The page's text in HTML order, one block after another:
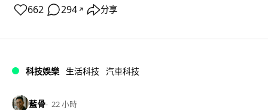
662 294 ↗ 分享
科技娛樂 生活科技 汽車科技
藍骨 22 小時